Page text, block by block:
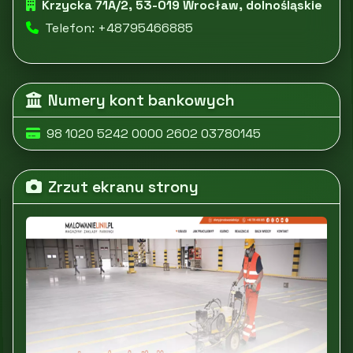
Krzycka 71A/2, 53-019 Wrocław, dolnośląskie
Telefon: +48795466885
Numery kont bankowych
98 1020 5242 0000 2602 03780145
Zrzut ekranu strony